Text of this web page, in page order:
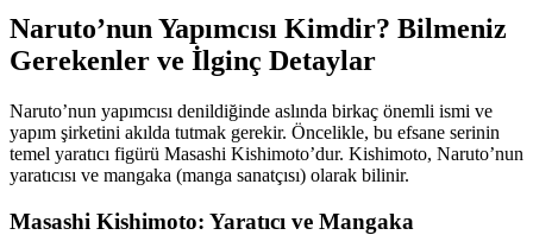
Naruto’nun Yapımcısı Kimdir? Bilmeniz
Gerekenler ve İlginç Detaylar
Naruto’nun yapımcısı denildiğinde aslında birkaç önemli ismi ve
yapım şirketini akılda tutmak gerekir. Öncelikle, bu efsane serinin
temel yaratıcı figürü Masashi Kishimoto’dur. Kishimoto, Naruto’nun
yaratıcısı ve mangaka (manga sanatçısı) olarak bilinir.
Masashi Kishimoto: Yaratıcı ve Mangaka